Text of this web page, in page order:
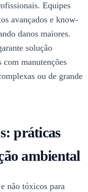
Equipes
avançados e know-
danos maiores.
solução
manutenções
ou de grande
práticas
ambiental
não tóxicos para